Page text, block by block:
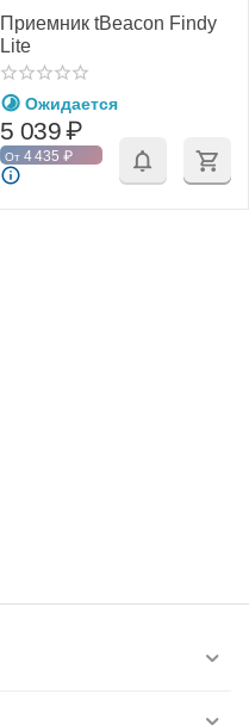
Приемник tBeacon Findy
Lite
Ожидается
5 039₽
От 4 435 ₽